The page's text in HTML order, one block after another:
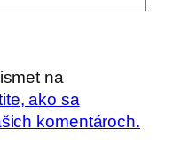
na
ako sa
komentároch.